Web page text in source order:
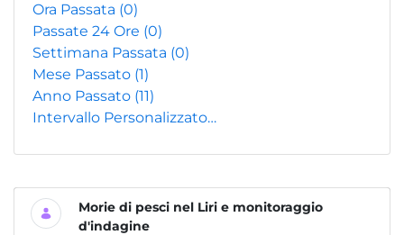
Ora Passata (0)
Passate 24 Ore (0)
Settimana Passata (0)
Mese Passato (1)
Anno Passato (11)
Intervallo Personalizzato…
Morie di pesci nel Liri e monitoraggio
d'indagine